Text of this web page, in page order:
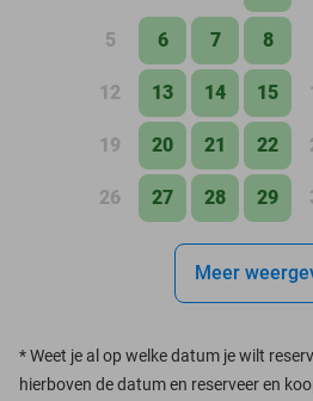
5 6 7 8
12 13 14 15
19 20 21 22
26 27 28 29
Meer
*Weet je al op welke datum je wilt
hierboven de datum en reserveer en